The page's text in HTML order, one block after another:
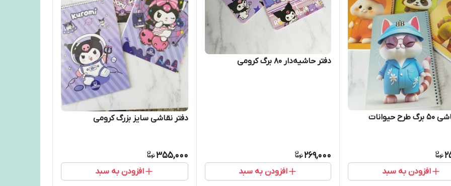
حیوانات
افزودن به سبد
دفتر حاشیه‌دار ۸۰ برگ کرومی
269,000
افزودن به سبد
دفتر نقاشی سایز بزرگ کرومی
355,000
افزودن به سبد